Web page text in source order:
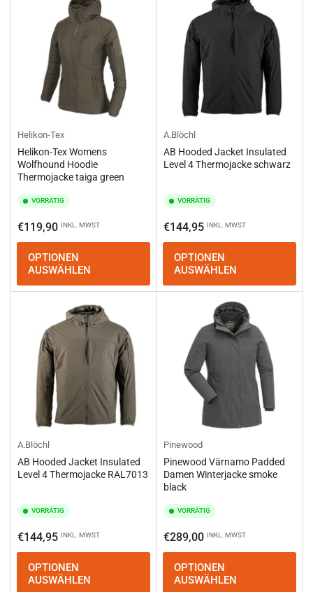
Helikon-Tex
Helikon-Tex Womens
Wolfhound Hoodie
Thermojacke taiga green
VORRÄTIG
Normaler
Preis
€119,90 INKL. MWST
OPTIONEN
AUSWÄHLEN
A.Blöchl
AB Hooded Jacket Insulated
Level 4 Thermojacke schwarz
VORRÄTIG
Normaler
Preis
€144,95 INKL. MWST
OPTIONEN
AUSWÄHLEN
A.Blöchl
AB Hooded Jacket Insulated
Level 4 Thermojacke RAL7013
VORRÄTIG
Normaler
Preis
€144,95 INKL. MWST
OPTIONEN
AUSWÄHLEN
Pinewood
Pinewood Värnamo Padded
Damen Winterjacke smoke
black
VORRÄTIG
Normaler
Preis
€289,00 INKL. MWST
OPTIONEN
AUSWÄHLEN